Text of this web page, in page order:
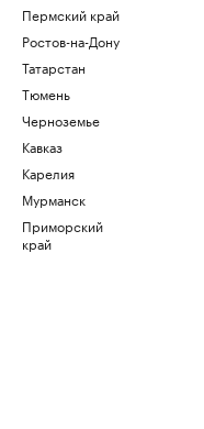
Пермский край
Ростов-на-Дону
Татарстан
Тюмень
Черноземье
Кавказ
Карелия
Мурманск
Приморский
край